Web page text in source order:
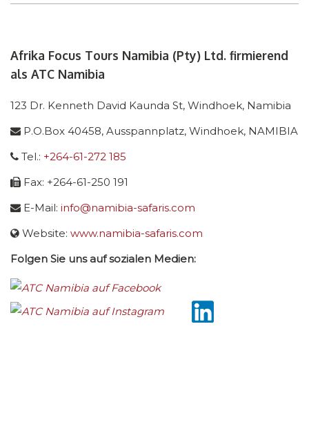
Afrika Focus Tours Namibia (Pty) Ltd. firmierend
als ATC Namibia
123 Dr. Kenneth David Kaunda St, Windhoek, Namibia
P.O.Box 40458, Ausspannplatz, Windhoek, NAMIBIA
Tel.: +264-61-272 185
Fax: +264-61-250 191
E-Mail: info@namibia-safaris.com
Website: www.namibia-safaris.com
Folgen Sie uns auf sozialen Medien: